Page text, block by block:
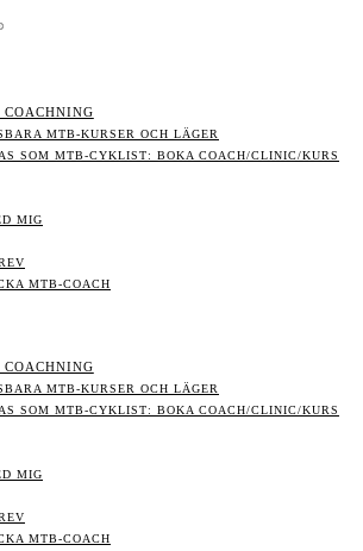
MTB-KURSER OCH LÄGER
SOM MTB-CYKLIST: BOKA COACH/CLINIC/KURS
MIG
MTB-COACH
MTB-KURSER OCH LÄGER
SOM MTB-CYKLIST: BOKA COACH/CLINIC/KURS
MIG
MTB-COACH